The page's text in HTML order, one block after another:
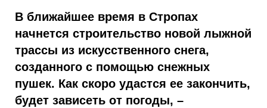
В ближайшее время в Стропах
начнется строительство новой лыжной
трассы из искусственного снега,
созданного с помощью снежных
пушек. Как скоро удастся ее закончить,
будет зависеть от погоды, –